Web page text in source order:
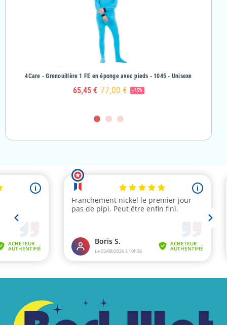
4Care - Grenouillère 1 FE en éponge avec pieds - 1045 - Unisexe
65,45 € 77,00 € -15%